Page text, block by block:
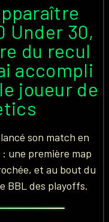
Under 30,
du recul
accompli
joueur de
son match en
une première map
et au bout du
BBL des playoffs.